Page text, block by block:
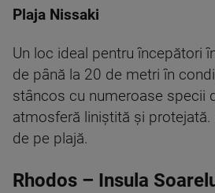
Plaja Nissaki
Un loc ideal pentru începători
de până la 20 de metri în
stâncos cu numeroase specii
atmosferă liniștită și
de pe plajă.
Rhodos – Insula